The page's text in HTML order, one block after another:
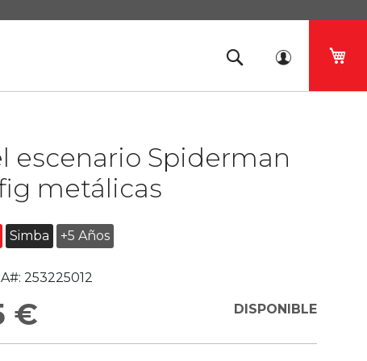
escenario Spiderman
metálicas
Simba +5 Años
253225012
€ DISPONIBLE